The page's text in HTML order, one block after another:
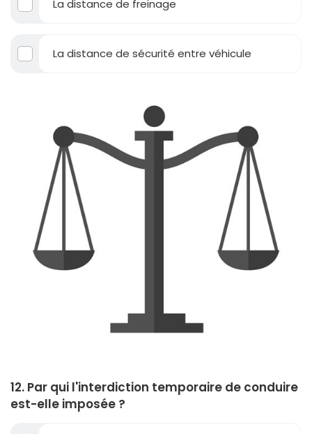
La distance de freinage
La distance de sécurité entre véhicule
12. Par qui l'interdiction temporaire de conduire
est-elle imposée ?